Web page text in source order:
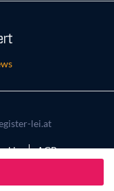
lei.at
AGB